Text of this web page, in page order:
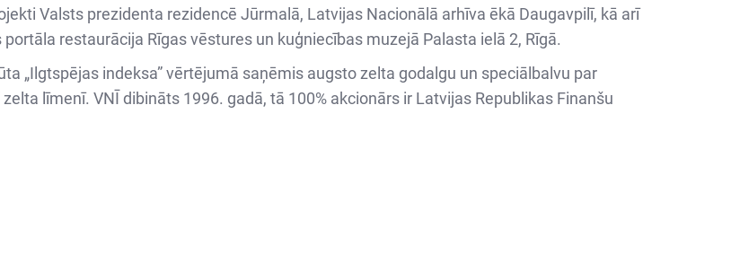
Valsts prezidenta rezidencē Jūrmalā, Latvijas Nacionālā arhīva ēkā Daugavpilī, kā arī
restaurācija Rīgas vēstures un kuģniecības muzejā Palasta ielā 2, Rīgā.
„Ilgtspējas indeksa” vērtējumā saņēmis augsto zelta godalgu un speciālbalvu par
līmenī. VNĪ dibināts 1996. gadā, tā 100% akcionārs ir Latvijas Republikas Finanšu